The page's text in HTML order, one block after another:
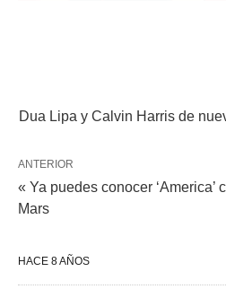
Dua Lipa y Calvin Harris de
ANTERIOR
« Ya puedes conocer ‘America’
Mars
HACE 8 AÑOS